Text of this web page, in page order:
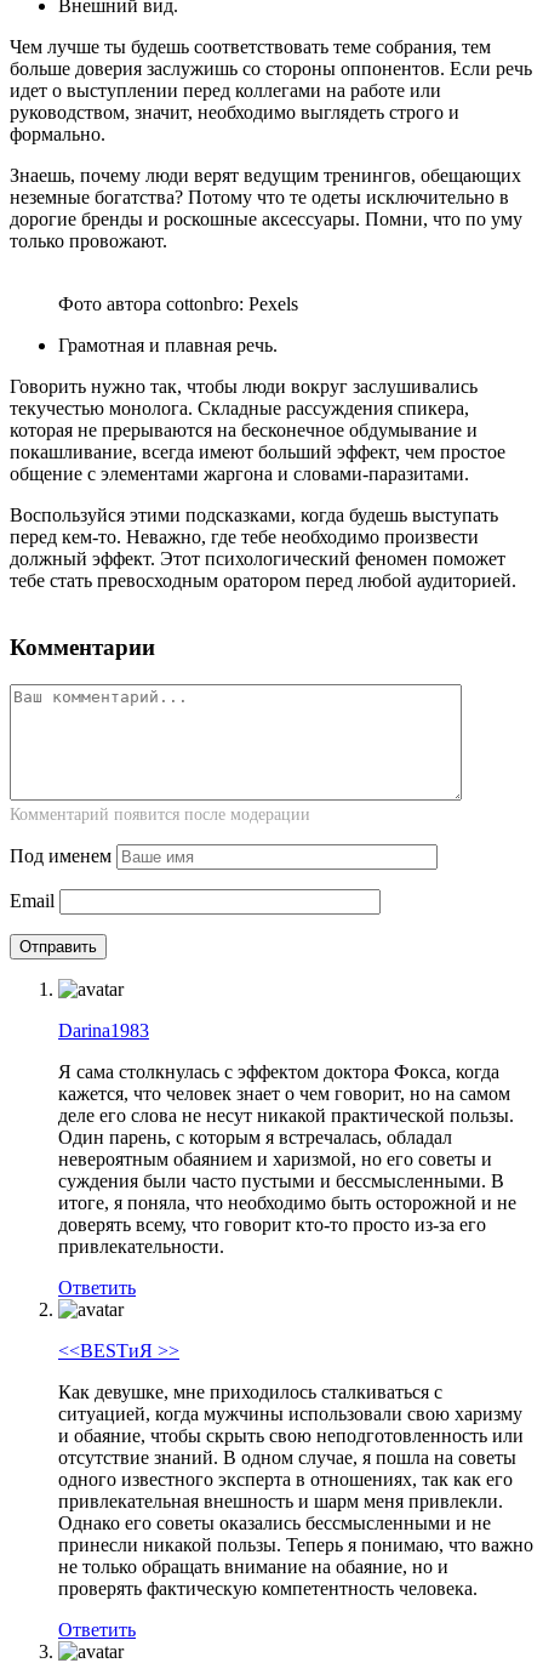
Внешний вид.
Чем лучше ты будешь соответствовать теме собрания, тем
больше доверия заслужишь со стороны оппонентов. Если речь
идет о выступлении перед коллегами на работе или
руководством, значит, необходимо выглядеть строго и
формально.
Знаешь, почему люди верят ведущим тренингов, обещающих
неземные богатства? Потому что те одеты исключительно в
дорогие бренды и роскошные аксессуары. Помни, что по уму
только провожают.
Фото автора cottonbro: Pexels
Грамотная и плавная речь.
Говорить нужно так, чтобы люди вокруг заслушивались
текучестью монолога. Складные рассуждения спикера,
которая не прерываются на бесконечное обдумывание и
покашливание, всегда имеют больший эффект, чем простое
общение с элементами жаргона и словами-паразитами.
Воспользуйся этими подсказками, когда будешь выступать
перед кем-то. Неважно, где тебе необходимо произвести
должный эффект. Этот психологический феномен поможет
тебе стать превосходным оратором перед любой аудиторией.
Комментарии
Комментарий появится после модерации
Под именем
Email
Darina1983
Я сама столкнулась с эффектом доктора Фокса, когда
кажется, что человек знает о чем говорит, но на самом
деле его слова не несут никакой практической пользы.
Один парень, с которым я встречалась, обладал
невероятным обаянием и харизмой, но его советы и
суждения были часто пустыми и бессмысленными. В
итоге, я поняла, что необходимо быть осторожной и не
доверять всему, что говорит кто-то просто из-за его
привлекательности.
Ответить
<<ВЕSTиЯ >>
Как девушке, мне приходилось сталкиваться с
ситуацией, когда мужчины использовали свою харизму
и обаяние, чтобы скрыть свою неподготовленность или
отсутствие знаний. В одном случае, я пошла на советы
одного известного эксперта в отношениях, так как его
привлекательная внешность и шарм меня привлекли.
Однако его советы оказались бессмысленными и не
принесли никакой пользы. Теперь я понимаю, что важно
не только обращать внимание на обаяние, но и
проверять фактическую компетентность человека.
Ответить